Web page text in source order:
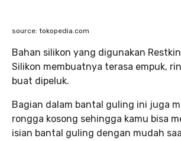
source: tokopedia.com
Bahan silikon yang digunakan
Silikon membuatnya terasa empuk,
buat dipeluk.
Bagian dalam bantal guling ini juga
rongga kosong sehingga kamu bisa
isian bantal guling dengan mudah